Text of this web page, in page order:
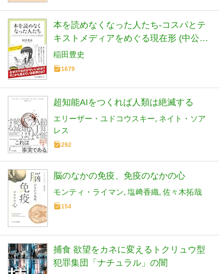
本を読めなくなった人たち-コスパとテ
キストメディアをめぐる現在形 (中公新
書ラクレ 861)
稲田豊史
1679
超知能AIをつくれば人類は絶滅する
エリーザー・ユドコウスキー ネイト・ソア
レス
292
脳のなかの免疫、免疫のなかの心
モンティ・ライマン 塩﨑香織 佐々木拓哉
154
捕食 欲望をカネに変えるトクリュウ型
犯罪集団「ナチュラル」の闇